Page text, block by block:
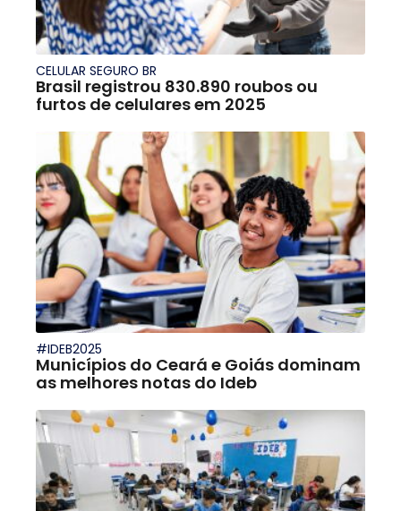
CELULAR SEGURO BR
Brasil registrou 830.890 roubos ou
furtos de celulares em 2025
#IDEB2025
Municípios do Ceará e Goiás dominam
as melhores notas do Ideb